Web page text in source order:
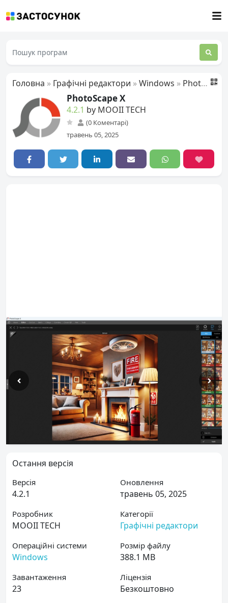
Головна » Графічні редактори »Windows » PhotoScape X
PhotoScape X
4.2.1 by MOOII TECH
(0 Коментарі)
травень 05, 2025
Остання версія
Версія
4.2.1
Оновлення
травень 05, 2025
Розробник
MOOII TECH
Категорії
Графічні редактори
Операційні системи
Windows
Розмір файлу
388.1 MB
Завантаження
23
Ліцензія
Безкоштовно